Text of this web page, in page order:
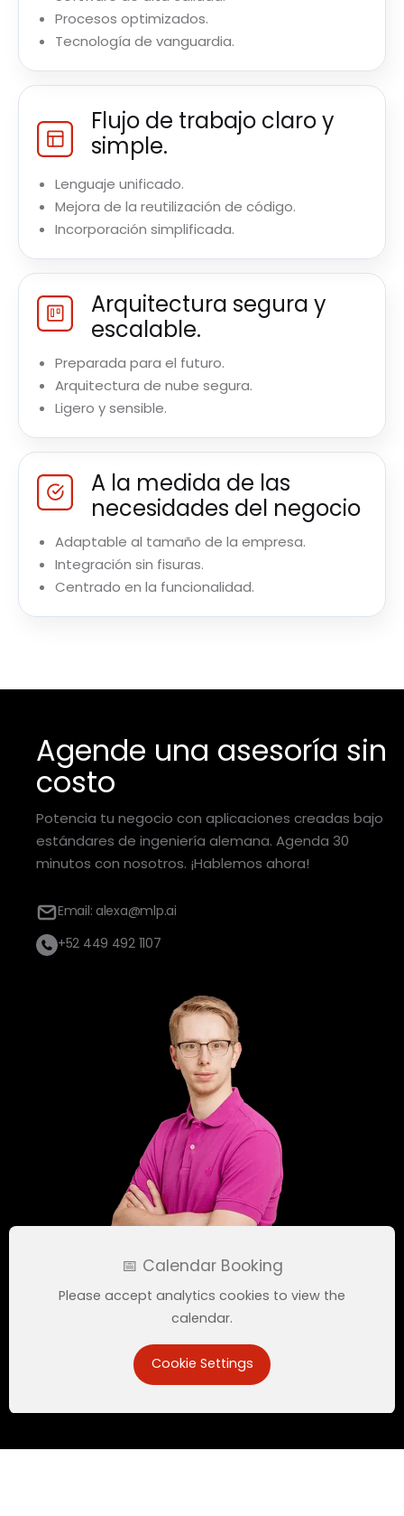
Procesos optimizados.
Tecnología de vanguardia.
Flujo de trabajo claro y
simple.
Lenguaje unificado.
Mejora de la reutilización de código.
Incorporación simplificada.
Arquitectura segura y
escalable.
Preparada para el futuro.
Arquitectura de nube segura.
Ligero y sensible.
A la medida de las
necesidades del negocio
Adaptable al tamaño de la empresa.
Integración sin fisuras.
Centrado en la funcionalidad.
Agende una asesoría sin
costo
Potencia tu negocio con aplicaciones creadas bajo
estándares de ingeniería alemana. Agenda 30
minutos con nosotros. ¡Hablemos ahora!
Email: alexa@mlp.ai
+52 449 492 1107
📅 Calendar Booking
Please accept analytics cookies to view the
calendar.
Cookie Settings